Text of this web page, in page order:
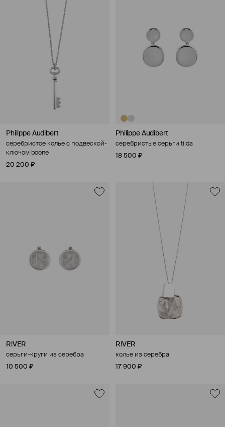
Philippe Audibert
серебристое колье с подвеской-
ключом boone
20 200 ₽
Philippe Audibert
серебристые серьги tilda
18 500 ₽
R!VER
серьги-круги из серебра
10 500 ₽
R!VER
колье из серебра
17 900 ₽